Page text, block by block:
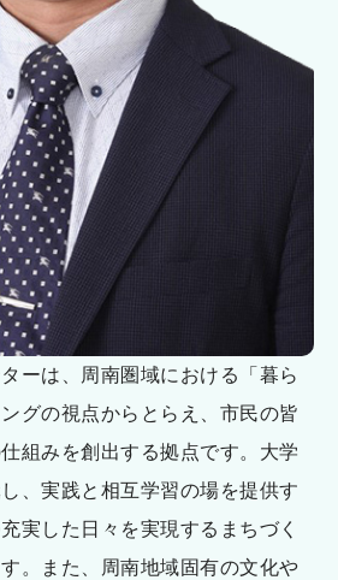
ーは、周南圏域における「暮ら
グの視点からとらえ、市民の皆
組みを創出する拠点です。大学
、実践と相互学習の場を提供す
実した日々を実現するまちづく
。また、周南地域固有の文化や